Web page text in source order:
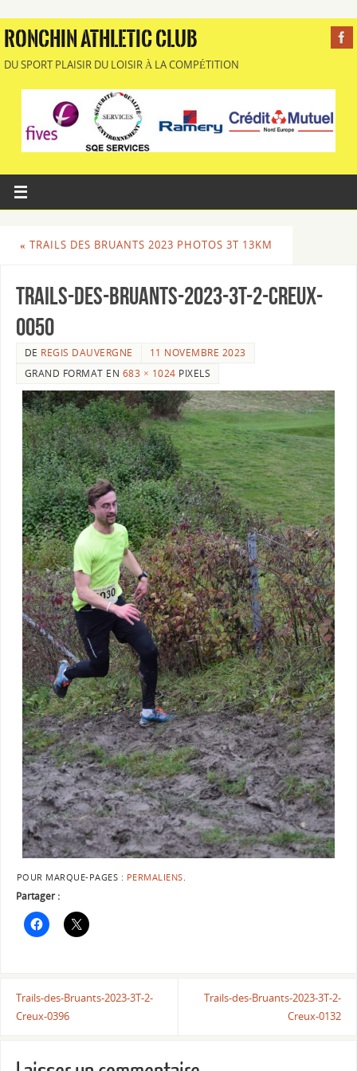
RONCHIN ATHLETIC CLUB
DU SPORT PLAISIR DU LOISIR À LA COMPÉTITION
« TRAILS DES BRUANTS 2023 PHOTOS 3T 13KM
Trails-des-Bruants-2023-3T-2-Creux-
0050
DE REGIS DAUVERGNE
11 NOVEMBRE 2023
GRAND FORMAT EN 683 × 1024 PIXELS
POUR MARQUE-PAGES : PERMALIENS
Partager :
Trails-des-Bruants-2023-3T-2-
Creux-0396
Trails-des-Bruants-2023-3T-2-
Creux-0132